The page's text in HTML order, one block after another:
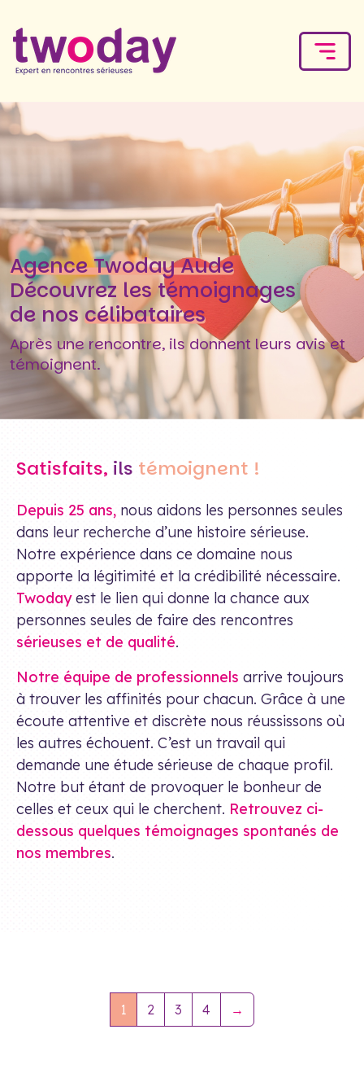
Agence Twoday Aude
Découvrez les témoignages
de noscélibataires
Après une rencontre, ils donnent leurs avis et
témoignent.
Satisfaits, ils témoignent !
Depuis 25 ans, nous aidons les personnes seules
dans leur recherche d’une histoire sérieuse.
Notre expérience dans ce domaine nous
apporte la légitimité et la crédibilité nécessaire.
Twodayest le lien qui donne la chance aux
personnes seules de faire des rencontres
sérieuses et de qualité.
Notre équipe de professionnels arrive toujours
à trouver les affinités pour chacun. Grâce à une
écoute attentive et discrète nous réussissons où
les autres échouent. C’est un travail qui
demande une étude sérieuse de chaque profil.
Notre but étant de provoquer le bonheur de
celles et ceux qui le cherchent. Retrouvez ci-
dessous quelques témoignages spontanés de
nos membres.
1 2 3 4 →